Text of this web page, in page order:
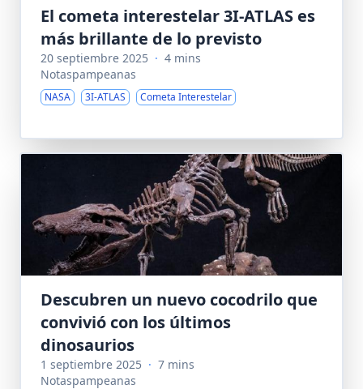
El cometa interestelar 3I-ATLAS es
más brillante de lo previsto
20 septiembre 2025 · 4 mins
Notaspampeanas
NASA 3I-ATLAS Cometa Interestelar
Descubren un nuevo cocodrilo que
convivió con los últimos
dinosaurios
1 septiembre 2025 · 7 mins
Notaspampeanas